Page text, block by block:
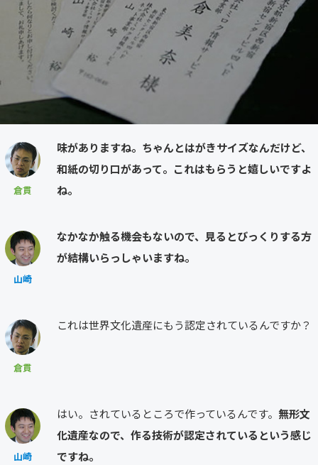
倉貫
味がありますね。ちゃんとはがきサイズなんだけど、
和紙の切り口があって。これはもらうと嬉しいですよ
ね。
山崎
なかなか触る機会もないので、見るとびっくりする方
が結構いらっしゃいますね。
倉貫
これは世界文化遺産にもう認定されているんですか？
山崎
はい。されているところで作っているんです。 無形文
化遺産なので、作る技術が認定されているという感じ
ですね。